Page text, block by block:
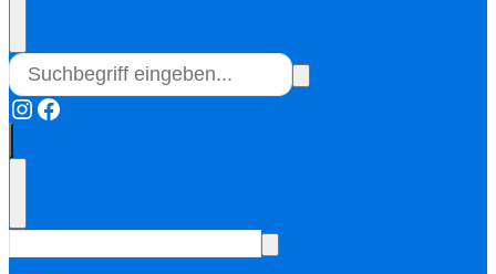
Instagram
Facebook